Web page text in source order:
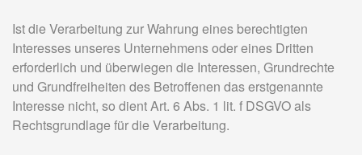
Ist die Verarbeitung zur Wahrung eines berechtigten
Interesses unseres Unternehmens oder eines Dritten
erforderlich und überwiegen die Interessen, Grundrechte
und Grundfreiheiten des Betroffenen das erstgenannte
Interesse nicht, so dient Art. 6 Abs. 1 lit. f DSGVO als
Rechtsgrundlage für die Verarbeitung.